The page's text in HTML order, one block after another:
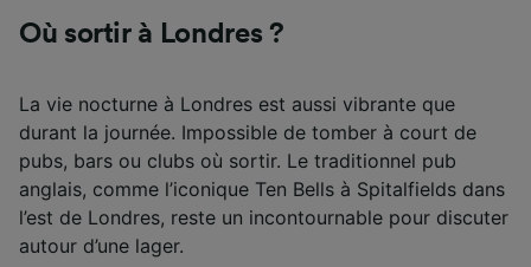
Où sortir à Londres ?
La vie nocturne à Londres est aussi vibrante que
durant la journée. Impossible de tomber à court de
pubs, bars ou clubs où sortir. Le traditionnel pub
anglais, comme l’iconique Ten Bells à Spitalfields dans
l’est de Londres, reste un incontournable pour discuter
autour d’une lager.